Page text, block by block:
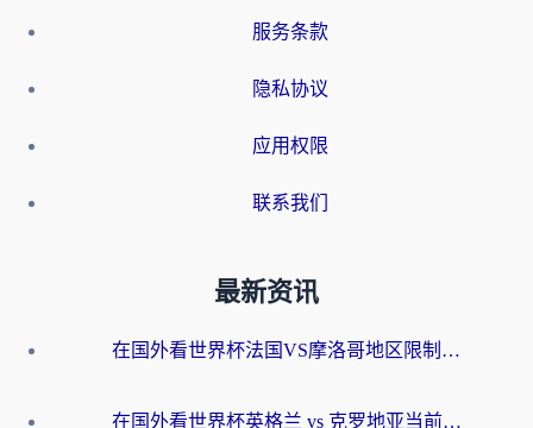
服务条款
隐私协议
应用权限
联系我们
最新资讯
在国外看世界杯法国VS摩洛哥地区限制？这篇指南让你流畅看中文解说无压力
在国外看世界杯英格兰 vs 克罗地亚当前地区不可播放？这篇指南帮你搞定所有海外观赛难题